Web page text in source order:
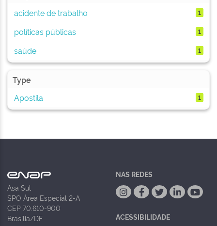
acidente de trabalho
1
políticas públicas 1
saúde 1
Type
Apostila
1
Asa Sul
SPO Área Especial 2-A
CEP 70.610-900
Brasília/DF
NAS REDES
ACESSIBILIDADE